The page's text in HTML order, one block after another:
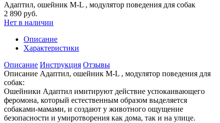
Адаптил, ошейник M-L , модулятор поведения для собак
2 890 руб.
Нет в наличии
Описание
Характеристики
Описание Инструкция Отзывы
Описание Адаптил, ошейник M-L , модулятор поведения для
собак:
Ошейники Адаптил имитируют действие успокаивающего
феромона, который естественным образом выделяется
собаками-мамами, и создают у животного ощущение
безопасности и умиротворения как дома, так и на улице.